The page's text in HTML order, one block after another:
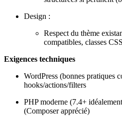
Design :
Respect du thème
compatibles, classes
Exigences techniques
WordPress (bonnes pratiques
hooks/actions/filters
PHP moderne (7.4+
(Composer apprécié)